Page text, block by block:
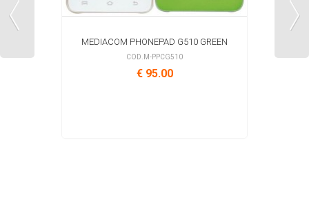
MEDIACOM PHONEPAD G510 GREEN
COD.M-PPCG510
€ 95.00